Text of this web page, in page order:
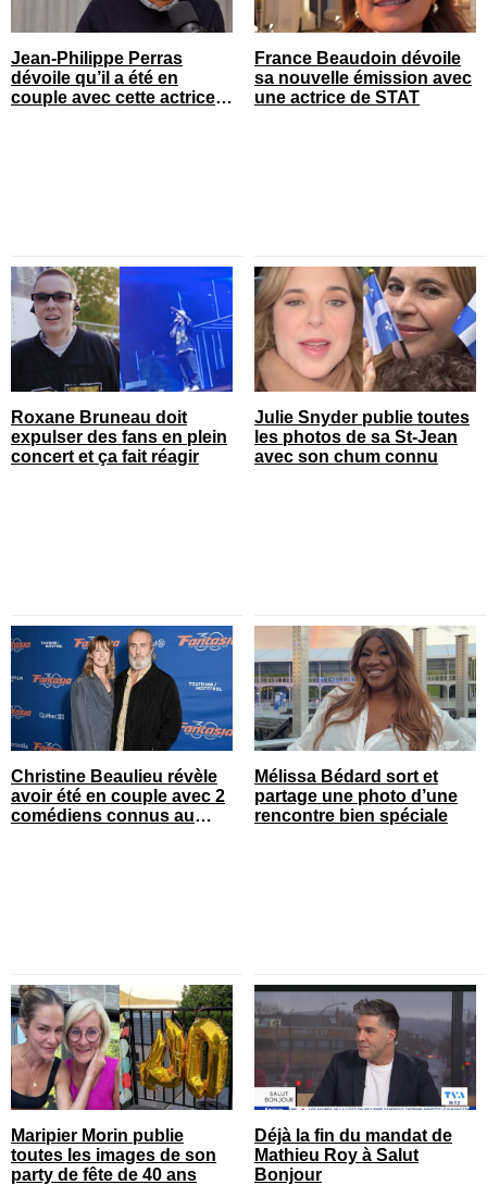
Jean-Philippe Perras
dévoile qu’il a été en
couple avec cette actrice
France Beaudoin dévoile
sa nouvelle émission avec
une actrice de STAT
Roxane Bruneau doit
expulser des fans en plein
concert et ça fait réagir
Julie Snyder publie toutes
les photos de sa St-Jean
avec son chum connu
Christine Beaulieu révèle
avoir été en couple avec 2
comédiens connus au
Mélissa Bédard sort et
partage une photo d’une
rencontre bien spéciale
Maripier Morin publie
toutes les images de son
party de fête de 40 ans
Déjà la fin du mandat de
Mathieu Roy à Salut
Bonjour